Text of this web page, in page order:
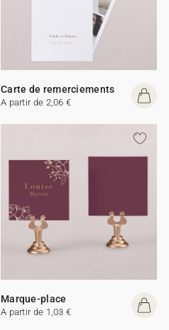
Carte de remerciements
A partir de 2,06 €
Marque-place
A partir de 1,03 €